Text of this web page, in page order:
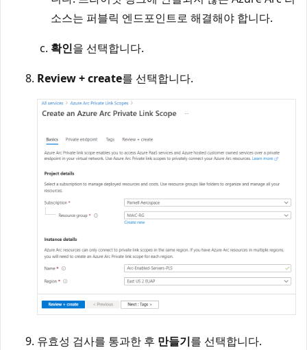
소스는 퍼블릭 엔드포인트로 해결해야 합니다.
확인을 선택합니다.
Review + create를 선택합니다.
유효성 검사를 통과한 후 만들기를 선택합니다.